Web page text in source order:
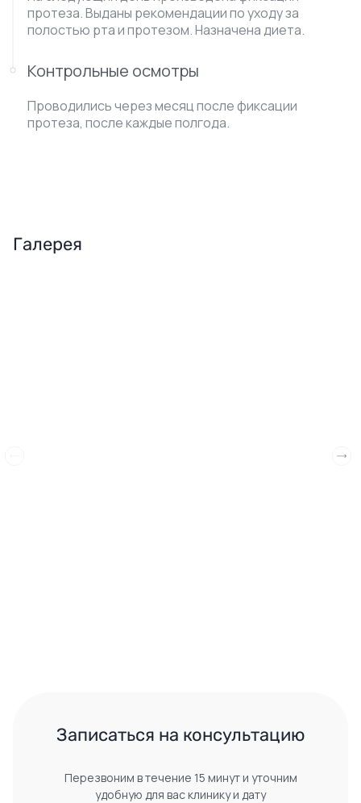
протеза. Выданы рекомендации по уходу за
полостью рта и протезом. Назначена диета.
Контрольные осмотры
Проводились через месяц после фиксации
протеза, после каждые полгода.
Галерея
Записаться на консультацию
Перезвоним в течение 15 минут и уточним
удобную для вас клинику и дату